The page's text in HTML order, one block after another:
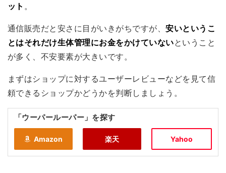
ット 。
通信販売だと安さに目がいきがちですが、安いというこ
とはそれだけ生体管理にお金をかけていないということ
が多く、不安要素が大きいです。
まずはショップに対するユーザーレビューなどを見て信
頼できるショップかどうかを判断しましょう。
「ウーパールーパー」を探す
Amazon 楽天 Yahoo